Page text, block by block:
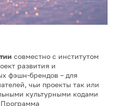
совместно с институтом
развития и
фэшн-брендов – для
чьи проекты так или
культурными кодами
Программа